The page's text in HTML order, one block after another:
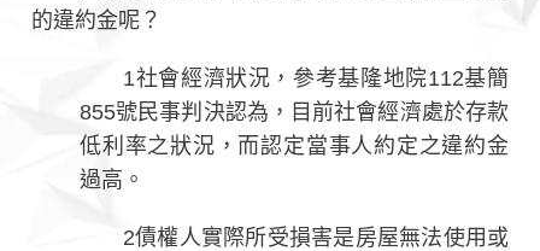
的違約金呢？
1社會經濟狀況，參考基隆地院112基簡
855號民事判決認為，目前社會經濟處於存款
低利率之狀況，而認定當事人約定之違約金
過高。
2債權人實際所受損害是房屋無法使用或